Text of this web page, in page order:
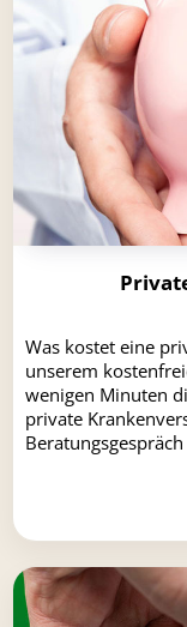
Was kostet eine
unserem
wenigen Minuten
private